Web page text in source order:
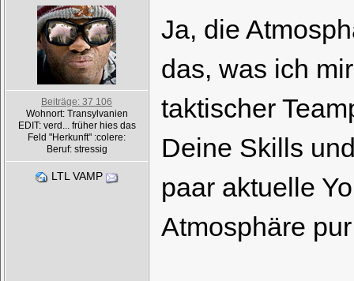
Beiträge: 37 106
Wohnort: Transylvanien
EDIT: verd... früher hies das
Feld "Herkunft" :colere:
Beruf: stressig
LTL VAMP
Ja, die
das, was ich
taktischer
Deine Skills
paar aktuelle
Atmosphäre